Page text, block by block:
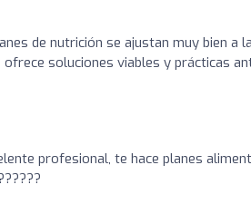
de nutrición se ajustan muy bien a
soluciones viables y prácticas
profesional, te hace planes